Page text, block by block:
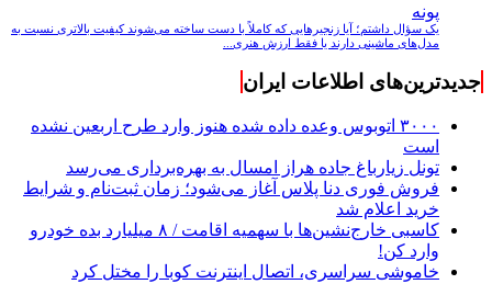
پونه
یک سؤال داشتم؛ آیا زنجیرهایی که کاملاً با دست ساخته می‌شوند کیفیت بالاتری نسبت به
مدل‌های ماشینی دارند یا فقط ارزش هنری...
جدیدترین‌های اطلاعات ایران
۳۰۰۰ اتوبوس وعده داده شده هنوز وارد طرح اربعین نشده
است
تونل زیارباغ جاده هراز امسال به بهره‌برداری می‌رسد
فروش فوری دنا پلاس آغاز می‌شود؛ زمان ثبت‌نام و شرایط
خرید اعلام شد
کاسبی خارج‌نشین‌ها با سهمیه اقامت / ۸ میلیارد بده خودرو
وارد کن!
خاموشی سراسری، اتصال اینترنت کوبا را مختل کرد